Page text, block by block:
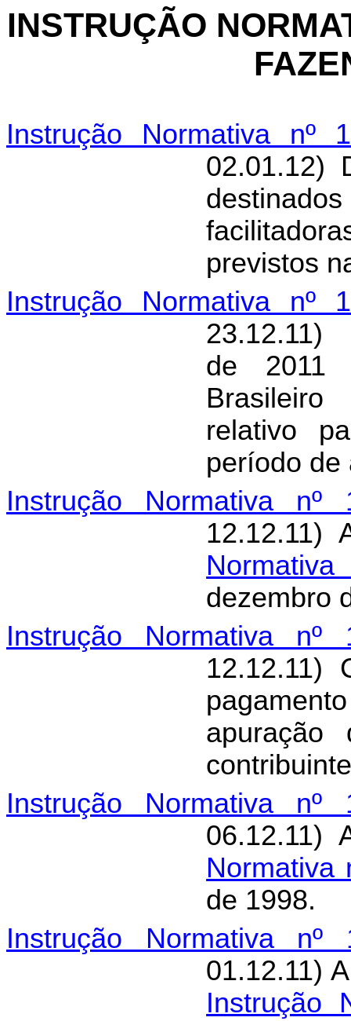
INSTRUÇÃO
Instrução Normativa nº
02.01.12)
previstos
Instrução Normativa nº
23.12.11)
de 2011
relativo
período de
Instrução Normativa nº
12.12.11)
dezembro
Instrução Normativa nº
12.12.11)
apuração
Instrução Normativa nº
06.12.11)
Normativa
de 1998.
Instrução Normativa nº
01.12.11)
Instrução